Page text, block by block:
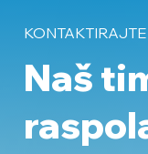
Naš